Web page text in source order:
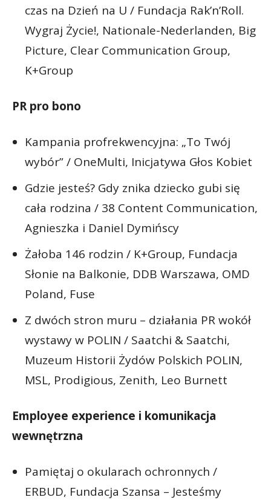
czas na Dzień na U / Fundacja Rak’n’Roll.
Wygraj Życie!, Nationale-Nederlanden, Big
Picture, Clear Communication Group,
K+Group
PR pro bono
Kampania profrekwencyjna: „To Twój
wybór” / OneMulti, Inicjatywa Głos Kobiet
Gdzie jesteś? Gdy znika dziecko gubi się
cała rodzina / 38 Content Communication,
Agnieszka i Daniel Dymińscy
Żałoba 146 rodzin / K+Group, Fundacja
Słonie na Balkonie, DDB Warszawa, OMD
Poland, Fuse
Z dwóch stron muru – działania PR wokół
wystawy w POLIN / Saatchi & Saatchi,
Muzeum Historii Żydów Polskich POLIN,
MSL, Prodigious, Zenith, Leo Burnett
Employee experience i komunikacja
wewnętrzna
Pamiętaj o okularach ochronnych /
ERBUD, Fundacja Szansa – Jesteśmy